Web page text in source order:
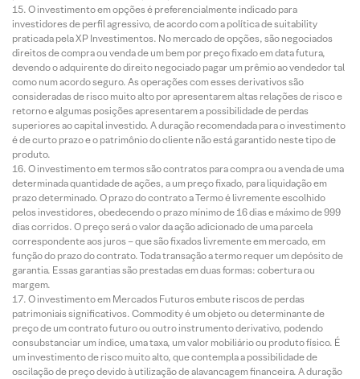
O investimento em opções é preferencialmente indicado para
investidores de perfil agressivo, de acordo com a política de suitability
praticada pela XP Investimentos. No mercado de opções, são negociados
direitos de compra ou venda de um bem por preço fixado em data futura,
devendo o adquirente do direito negociado pagar um prêmio ao vendedor tal
como num acordo seguro. As operações com esses derivativos são
consideradas de risco muito alto por apresentarem altas relações de risco e
retorno e algumas posições apresentarem a possibilidade de perdas
superiores ao capital investido. A duração recomendada para o investimento
é de curto prazo e o patrimônio do cliente não está garantido neste tipo de
produto.
O investimento em termos são contratos para compra ou a venda de uma
determinada quantidade de ações, a um preço fixado, para liquidação em
prazo determinado. O prazo do contrato a Termo é livremente escolhido
pelos investidores, obedecendo o prazo mínimo de 16 dias e máximo de 999
dias corridos. O preço será o valor da ação adicionado de uma parcela
correspondente aos juros – que são fixados livremente em mercado, em
função do prazo do contrato. Toda transação a termo requer um depósito de
garantia. Essas garantias são prestadas em duas formas: cobertura ou
margem.
O investimento em Mercados Futuros embute riscos de perdas
patrimoniais significativos. Commodity é um objeto ou determinante de
preço de um contrato futuro ou outro instrumento derivativo, podendo
consubstanciar um índice, uma taxa, um valor mobiliário ou produto físico. É
um investimento de risco muito alto, que contempla a possibilidade de
oscilação de preço devido à utilização de alavancagem financeira. A duração